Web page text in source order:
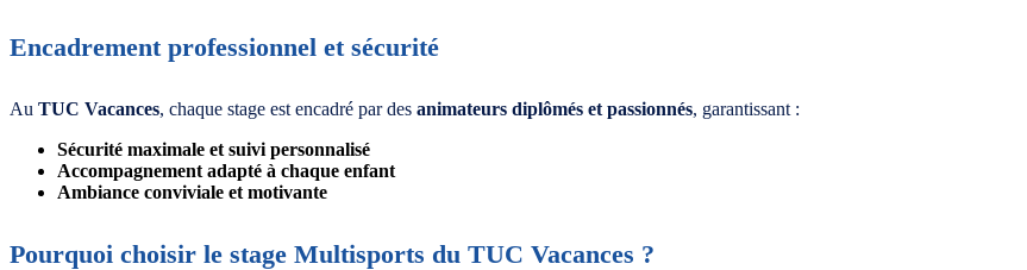
Encadrement professionnel et sécurité
Au TUC Vacances, chaque stage est encadré par des animateurs diplômés et passionnés, garantissant :
Sécurité maximale et suivi personnalisé
Accompagnement adapté à chaque enfant
Ambiance conviviale et motivante
Pourquoi choisir le stage Multisports du TUC Vacances ?